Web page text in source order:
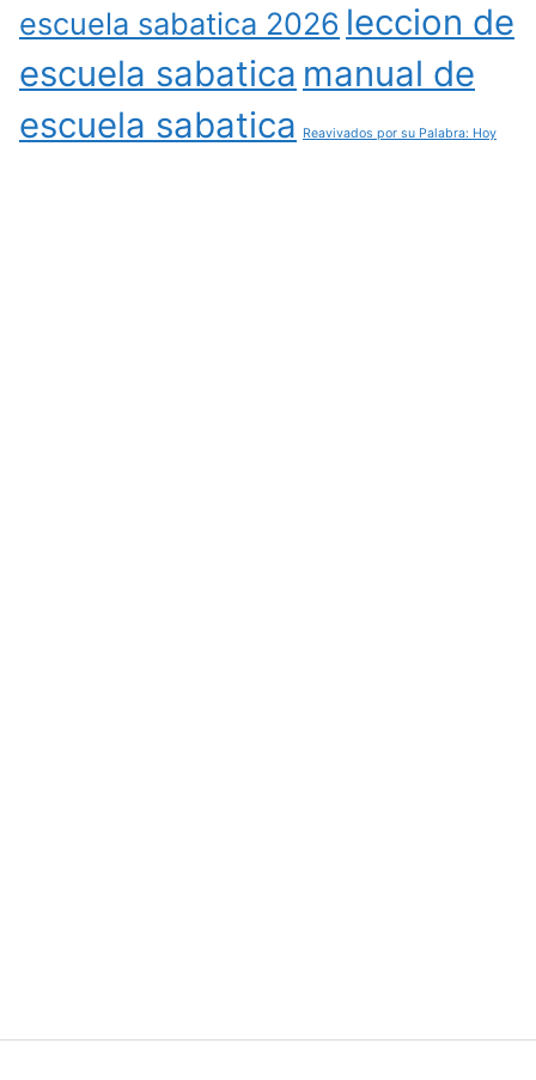
escuela sabatica 2026 leccion de
escuela sabatica manual de
escuela sabatica
Reavivados por su Palabra: Hoy